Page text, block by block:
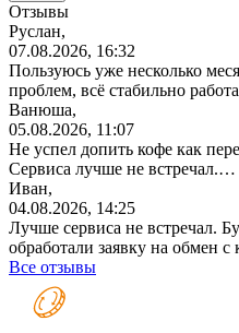
Отзывы
Руслан,
07.08.2026, 16:32
Пользуюсь уже несколько
проблем, всё стабильно
Ванюша,
05.08.2026, 11:07
Не успел допить кофе как
Сервиса лучше не встречал.…
Иван,
04.08.2026, 14:25
Лучше сервиса не встречал.
обработали заявку на обмен
Все отзывы